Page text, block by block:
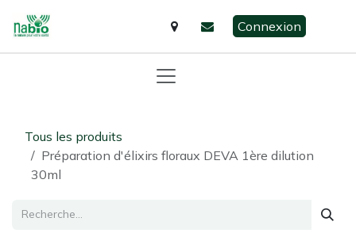
Connexion
Tous les produits
Préparation d'élixirs floraux DEVA 1ère dilution
30ml